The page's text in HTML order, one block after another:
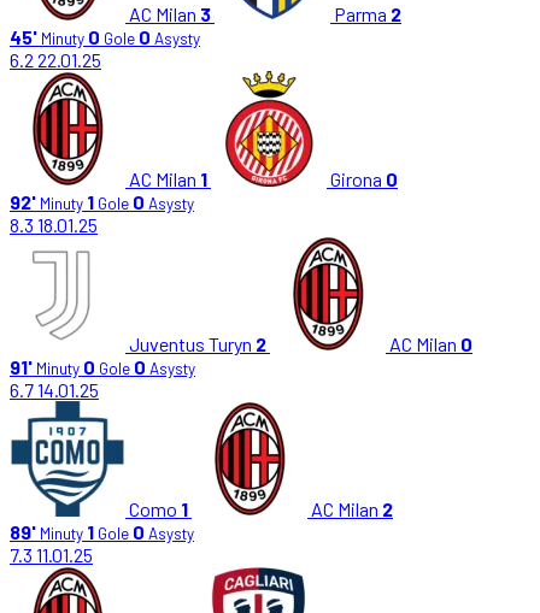
AC Milan 3 Parma 2
45' Minuty 0 Gole 0 Asysty
6.2 22.01.25
AC Milan 1 Girona 0
92' Minuty 1 Gole 0 Asysty
8.3 18.01.25
Juventus Turyn 2 AC Milan 0
91' Minuty 0 Gole 0 Asysty
6.714.01.25
Como 1 AC Milan 2
89' Minuty 1 Gole 0 Asysty
7.3 11.01.25